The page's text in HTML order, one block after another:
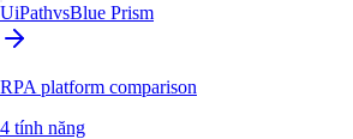
UiPathvsBlue Prism
RPA platform comparison
4 tính năng